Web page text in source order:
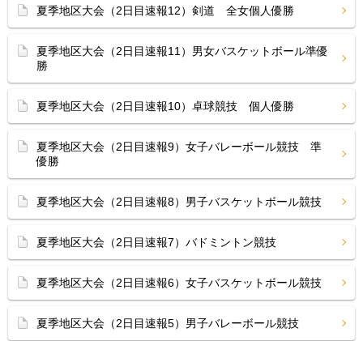
夏季地区大会（2日目速報12）剣道 全女個人優勝
夏季地区大会（2日目速報11）男女バスケットボール準優
勝
夏季地区大会（2日目速報10）卓球競技 個人優勝
夏季地区大会（2日目速報9）女子バレーボール競技 準
優勝
夏季地区大会（2日目速報8）男子バスケットボール競技
夏季地区大会（2日目速報7）バドミントン競技
夏季地区大会（2日目速報6）女子バスケットボール競技
夏季地区大会（2日目速報5）男子バレーボール競技